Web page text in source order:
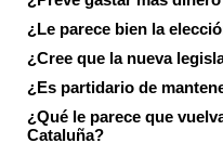
¿Le parece bien la
¿Cree que la nueva
¿Es partidario de
¿Qué le parece que
Cataluña?